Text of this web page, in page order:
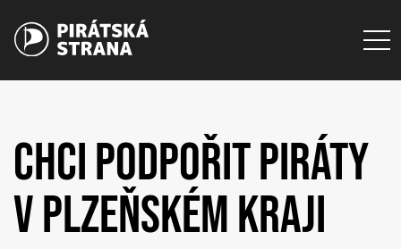
CHCI PODPOŘIT PIRÁTY
V PLZEŇSKÉM KRAJI